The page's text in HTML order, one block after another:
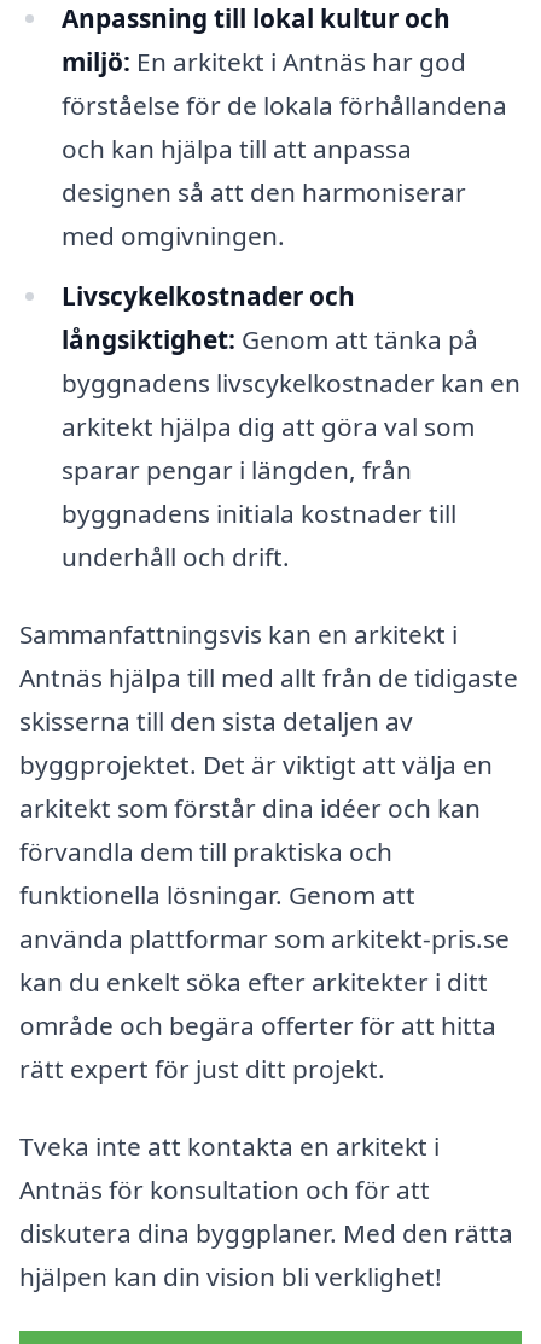
Anpassning till lokal kultur och
miljö: En arkitekt i Antnäs har god
förståelse för de lokala förhållandena
och kan hjälpa till att anpassa
designen så att den harmoniserar
med omgivningen.
Livscykelkostnader och
långsiktighet: Genom att tänka på
byggnadens livscykelkostnader kan en
arkitekt hjälpa dig att göra val som
sparar pengar i längden, från
byggnadens initiala kostnader till
underhåll och drift.
Sammanfattningsvis kan en arkitekt i
Antnäs hjälpa till med allt från de tidigaste
skisserna till den sista detaljen av
byggprojektet. Det är viktigt att välja en
arkitekt som förstår dina idéer och kan
förvandla dem till praktiska och
funktionella lösningar. Genom att
använda plattformar som arkitekt-pris.se
kan du enkelt söka efter arkitekter i ditt
område och begära offerter för att hitta
rätt expert för just ditt projekt.
Tveka inte att kontakta en arkitekt i
Antnäs för konsultation och för att
diskutera dina byggplaner. Med den rätta
hjälpen kan din vision bli verklighet!